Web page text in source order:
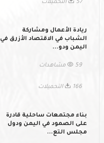
57 التحميلات
ريادة الأعمال ومشاركة
الشباب في الاقتصاد الأزرق في
اليمن ودو...
59 مشاهدات
166 التحميلات
بناء مجتمعات ساحلية قادرة
على الصمود في اليمن ودول
مجلس التع...